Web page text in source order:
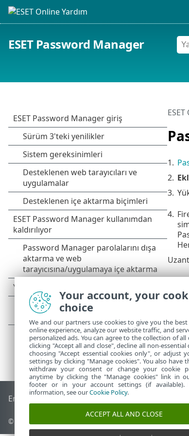
ESET Password Manager
1.
2.
3.
4.
End of Life ESET Bilgi Bankası ESET Forumu
© 1992 - 2026 ESET, spol. s r.o. - Tüm hakları saklıdır.
Your account, your
choice
We and our partners use cookies to give you the
online experience, analyze our website traffic, and
personalized ads. You can agree to the collection of all
clicking "Accept all and close", decline all non-essential
choosing "Accept essential cookies only", or adjust
settings by clicking "Manage cookies". You also have
withdraw your consent or change your cookie
anytime by clicking the "Manage cookies" link in
footer or in your account settings (if available).
information, see ourCookie Policy.
ACCEPT ALL AND CLOSE